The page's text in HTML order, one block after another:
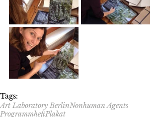
Tags:
Art Laboratory BerlinNonhuman Agents
ProgrammheftPlakat